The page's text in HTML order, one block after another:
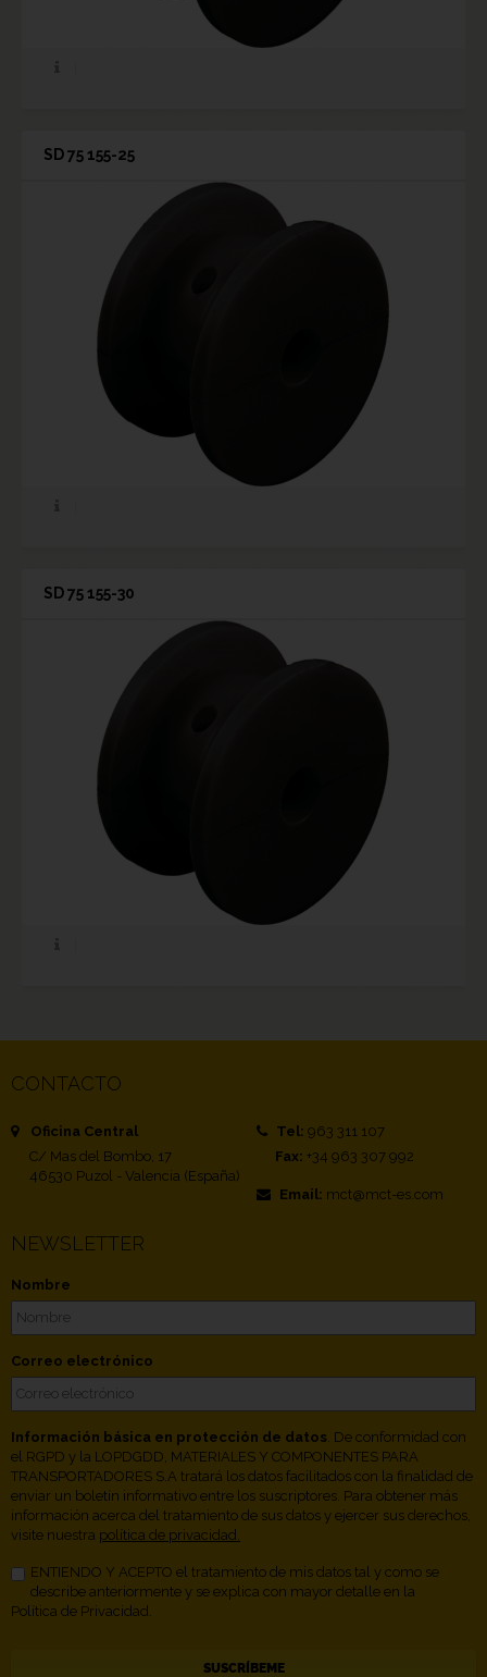
SD 75 155-25
SD 75 155-30
CONTACTO
Oficina Central
C/ Mas del Bombo, 17
46530 Puzol - Valencia (España)
Tel: 963 311 107
Fax: +34 963 307 992
Email: mct@mct-es.com
NEWSLETTER
Nombre
Correo electrónico
Información básica en protección de datos . De conformidad con
el RGPD y la LOPDGDD, MATERIALES Y COMPONENTES PARA
TRANSPORTADORES S.A tratará los datos facilitados con la finalidad de
enviar un boletín informativo entre los suscriptores. Para obtener más
información acerca del tratamiento de sus datos y ejercer sus derechos,
visite nuestra política de privacidad.
ENTIENDO Y ACEPTO el tratamiento de mis datos tal y como se
describe anteriormente y se explica con mayor detalle en la
Política de Privacidad.